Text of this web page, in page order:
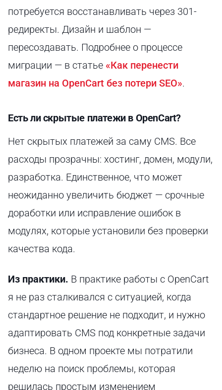
потребуется восстанавливать через 301-
редиректы. Дизайн и шаблон —
пересоздавать. Подробнее о процессе
миграции — в статье «Как перенести
магазин на OpenCart без потери SEO».
Есть ли скрытые платежи в OpenCart?
Нет скрытых платежей за саму CMS. Все
расходы прозрачны: хостинг, домен, модули,
разработка. Единственное, что может
неожиданно увеличить бюджет — срочные
доработки или исправление ошибок в
модулях, которые установили без проверки
качества кода.
Из практики. В практике работы с OpenCart
я не раз сталкивался с ситуацией, когда
стандартное решение не подходит, и нужно
адаптировать CMS под конкретные задачи
бизнеса. В одном проекте мы потратили
неделю на поиск проблемы, которая
решилась простым изменением